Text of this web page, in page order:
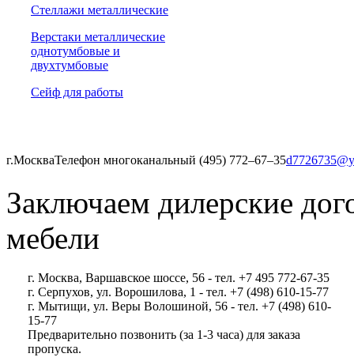
Стеллажи металлические
Верстаки металлические
однотумбовые и
двухтумбовые
Сейф для работы
г.МоскваТелефон многоканальный (495) 772‒67‒35
Заключаем дилерские
мебели
г. Москва, Варшавское шоссе, 56 - тел. +7 495 772-67-35
г. Серпухов, ул. Ворошилова, 1 - тел. +7 (498) 610-15-77
г. Мытищи, ул. Веры Волошиной, 56 - тел. +7 (498) 610-
15-77
Предварительно позвонить (за 1-3 часа) для заказа
пропуска.